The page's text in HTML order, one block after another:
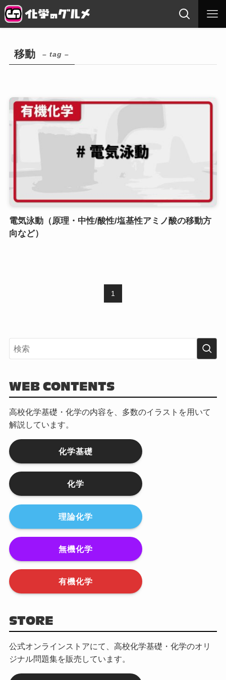
移動 – tag –
電気泳動（原理・中性/酸性/塩基性アミノ酸の移動方
向など）
1
WEB CONTENTS
高校化学基礎・化学の内容を、多数のイラストを用いて
解説しています。
化学基礎
化学
理論化学
無機化学
有機化学
STORE
公式オンラインストアにて、高校化学基礎・化学のオリ
ジナル問題集を販売しています。